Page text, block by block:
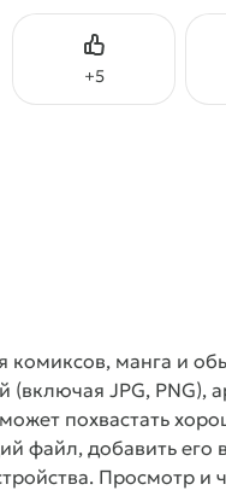
+5
Нравится
комиксов, манга и
JPG, PNG),
похвастать
файл, добавить его
Просмотр и